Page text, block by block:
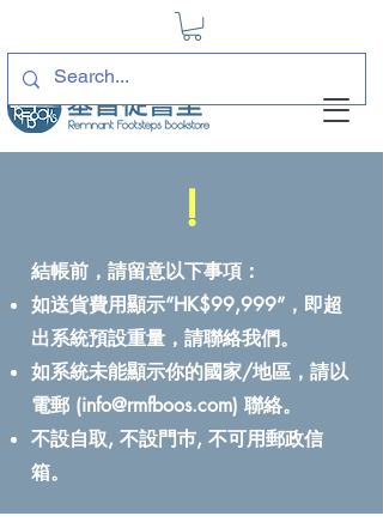
!
結帳前，請留意以下事項：
如送貨費用顯示“HK$99,999”，即超
出系統預設重量，請聯絡我們。
如系統未能顯示你的國家/地區，請以
電郵 (info@rmfboos.com) 聯絡。
不設自取, 不設門巿, 不可用郵政信
箱。